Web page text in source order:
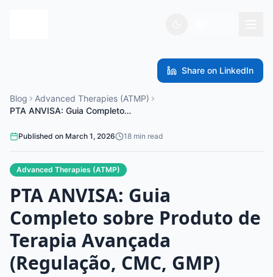
Share on LinkedIn
Blog
Advanced Therapies (ATMP)
PTA ANVISA: Guia Completo sobre Produto de Terapia Avançada (Regulação, CMC, GMP)
Published on March 1, 2026 18 min read
Advanced Therapies (ATMP)
PTA ANVISA: Guia
Completo sobre Produto de
Terapia Avançada
(Regulação, CMC, GMP)